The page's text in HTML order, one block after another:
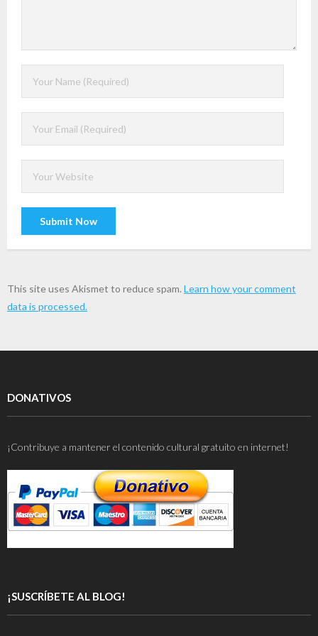
This site uses Akismet to reduce spam. Learn how your comment
data is processed.
DONATIVOS
¡Contribuye a mantener el contenido cultural gratuito en internet!
¡SUSCRÍBETE AL BLOG!